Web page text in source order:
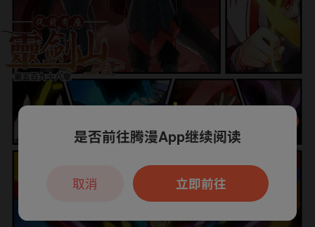
本章节仅支持App阅读，可打开App新用
户7天免费看
是否前往腾漫App继续阅读
立即前往
取消